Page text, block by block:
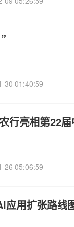
30 01:40:59
行亮相第22
26 05:06:59
应用扩张路线